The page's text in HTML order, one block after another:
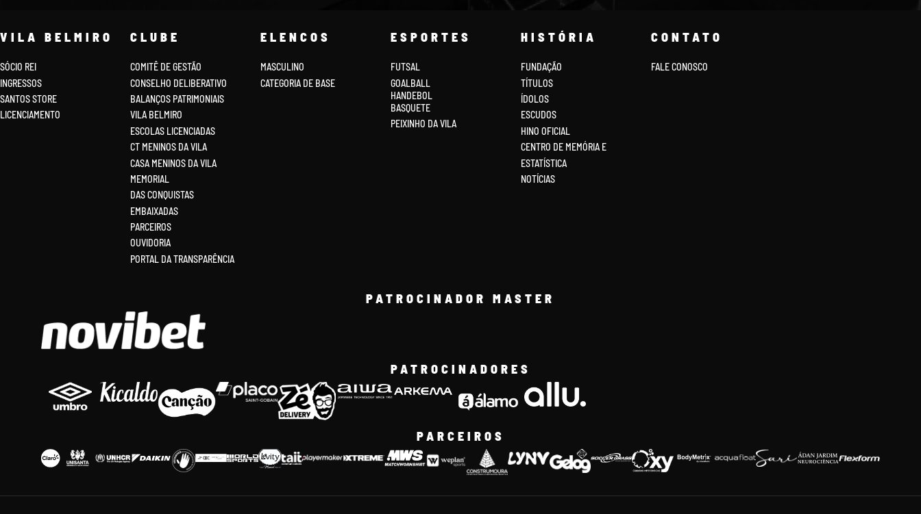
VILA BELMIRO
SÓCIO REI
INGRESSOS
SANTOS STORE
LICENCIAMENTO
CLUBE
COMITÊ DE GESTÃO
CONSELHO DELIBERATIVO
BALANÇOS PATRIMONIAIS
VILA BELMIRO
ESCOLAS LICENCIADAS
CT MENINOS DA VILA
CASA MENINOS DA VILA
MEMORIAL
DAS CONQUISTAS
EMBAIXADAS
PARCEIROS
OUVIDORIA
PORTAL DA TRANSPARÊNCIA
ELENCOS
MASCULINO
CATEGORIA DE BASE
ESPORTES
FUTSAL
GOALBALL
HANDEBOL
BASQUETE
PEIXINHO DA VILA
HISTÓRIA
FUNDAÇÃO
TÍTULOS
ÍDOLOS
ESCUDOS
HINO OFICIAL
CENTRO DE MEMÓRIA E
ESTATÍSTICA
NOTÍCIAS
CONTATO
FALE CONOSCO
PATROCINADOR MASTER
PATROCINADORES
PARCEIROS